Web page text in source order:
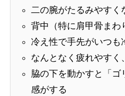
二の腕がたるみやすく
背中（特に肩甲骨まわ
冷え性で手先がいつも
なんとなく疲れやすく
脇の下を動かすと「ゴ
感がする